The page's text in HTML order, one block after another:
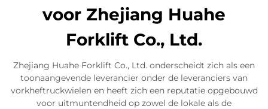
voor Zhejiang Huahe
Forklift Co., Ltd.
Zhejiang Huahe Forklift Co., Ltd. onderscheidt zich als een
toonaangevende leverancier onder de leveranciers van
vorkheftruckwielen en heeft zich een reputatie opgebouwd
voor uitmuntendheid op zowel de lokale als de